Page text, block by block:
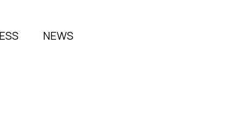
NEWS